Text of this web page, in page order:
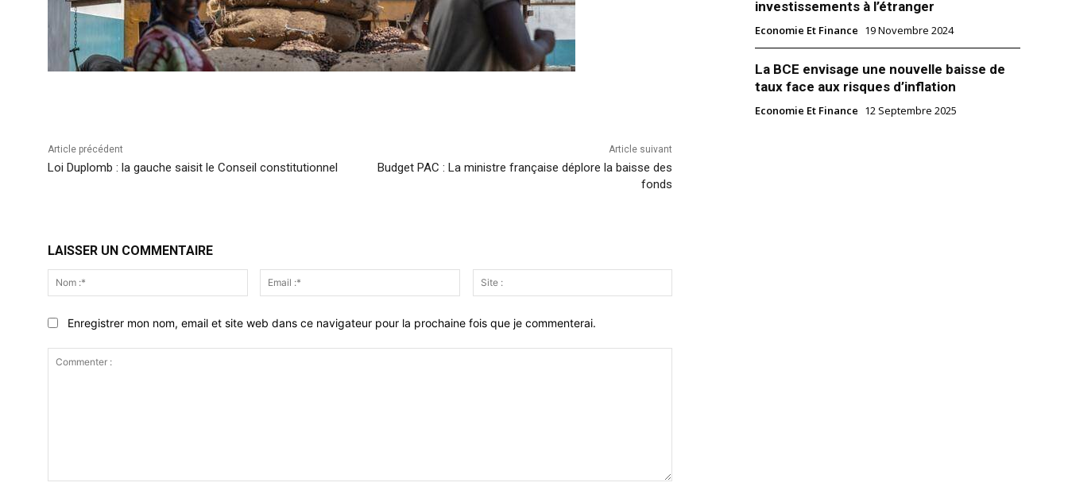
Article précédent
Loi Duplomb : la gauche saisit le Conseil constitutionnel
Article suivant
Budget PAC : La ministre française déplore la baisse des
fonds
LAISSER UN COMMENTAIRE
Nom
:*
Email
:*
:
Enregistrer mon nom, email et site web dans ce navigateur pour la prochaine fois que je commenterai.
investissements à l’étranger
Economie Et Finance 19 Novembre 2024
La BCE envisage une nouvelle baisse de
taux face aux risques d’inflation
Economie Et Finance 12 Septembre 2025